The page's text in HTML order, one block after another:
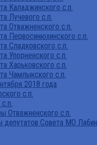
Каладжинского с.п.
Лучевого с.п.
Отважненского с.п.
Первосинюхинского с.п.
Сладковского с.п.
Упорненского с.п.
Харьковского с.п.
Чамлыкского с.п.
2018 года
с.п.
Отважненского с.п.
Совета МО